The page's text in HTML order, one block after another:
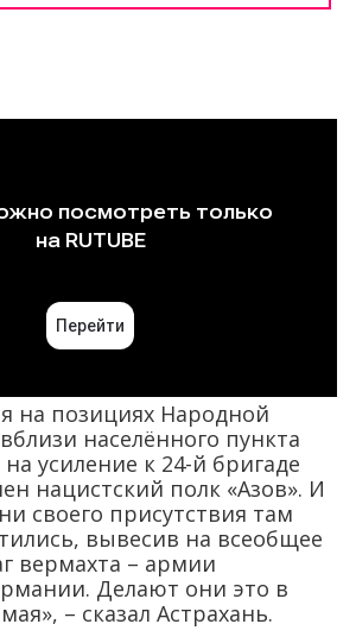
на позициях Народной
населённого пункта
усиление к 24-й бригаде
нацистский полк «Азов». И
своего присутствия там
вывесив на всеобщее
вермахта – армии
Делают они это в
– сказал Астрахань.